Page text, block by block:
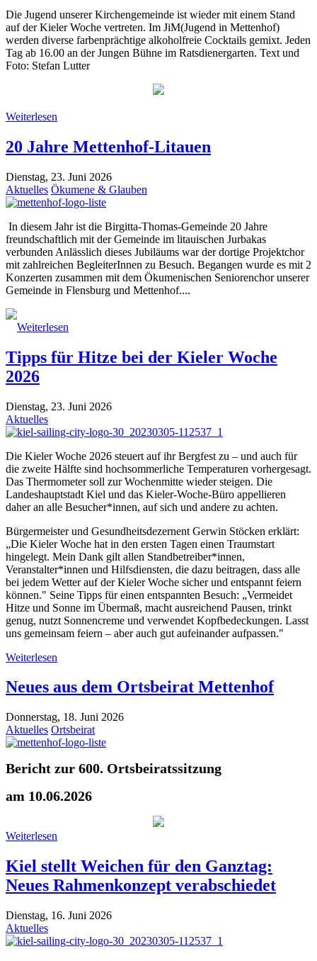
Die Jugend unserer Kirchengemeinde ist wieder mit einem Stand
auf der Kieler Woche vertreten. Im JiM(Jugend in Mettenhof)
werden diverse farbenprächtige alkoholfreie Cocktails gemixt. Jeden
Tag ab 16.00 an der Jungen Bühne im Ratsdienergarten. Text und
Foto: Stefan Lutter
Weiterlesen
20 Jahre Mettenhof-Litauen
Dienstag, 23. Juni 2026
Aktuelles Ökumene & Glauben
In diesem Jahr ist die Birgitta-Thomas-Gemeinde 20 Jahre
freundschaftlich mit der Gemeinde im litauischen Jurbakas
verbunden Anlässlich dieses Jubiläums war der dortige Projektchor
mit zahlreichen BegleiterInnen zu Besuch. Begangen wurde es mit 2
Konzerten zusammen mit dem Ökumenischen Seniorenchor unserer
Gemeinde in Flensburg und Mettenhof....
Weiterlesen
Tipps für Hitze bei der Kieler Woche
2026
Dienstag, 23. Juni 2026
Aktuelles
Die Kieler Woche 2026 steuert auf ihr Bergfest zu – und auch für
die zweite Hälfte sind hochsommerliche Temperaturen vorhergesagt.
Das Thermometer soll zur Wochenmitte wieder steigen. Die
Landeshauptstadt Kiel und das Kieler-Woche-Büro appellieren
daher an alle Besucher*innen, auf sich und andere zu achten.
Bürgermeister und Gesundheitsdezernent Gerwin Stöcken erklärt:
„Die Kieler Woche hat in den ersten Tagen einen Traumstart
hingelegt. Mein Dank gilt allen Standbetreiber*innen,
Veranstalter*innen und Hilfsdiensten, die dazu beitragen, dass alle
bei jedem Wetter auf der Kieler Woche sicher und entspannt feiern
können." Seine Tipps für einen entspannten Besuch: „Vermeidet
Hitze und Sonne im Übermaß, macht ausreichend Pausen, trinkt
genug, nutzt Sonnencreme und verwendet Kopfbedeckungen. Lasst
uns gemeinsam feiern – aber auch gut aufeinander aufpassen."
Weiterlesen
Neues aus dem Ortsbeirat Mettenhof
Donnerstag, 18. Juni 2026
Aktuelles Ortsbeirat
Bericht zur 600. Ortsbeiratssitzung
am 10.06.2026
Weiterlesen
Kiel stellt Weichen für den Ganztag:
Neues Rahmenkonzept verabschiedet
Dienstag, 16. Juni 2026
Aktuelles